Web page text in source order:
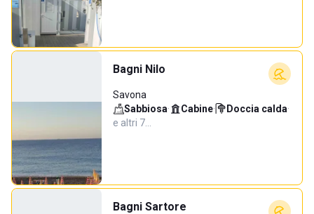
Bagni Nilo
Savona
Sabbiosa· Cabine· Doccia calda·
e altri 7…
Bagni Sartore